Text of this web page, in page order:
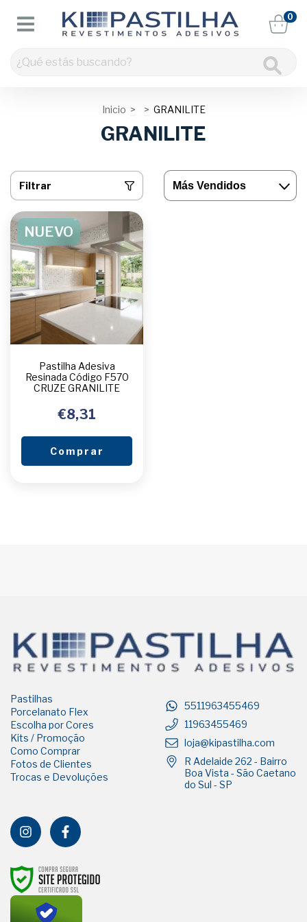
0
Inicio > > GRANILITE
GRANILITE
Filtrar
NUEVO
Pastilha Adesiva
Resinada Código F570
CRUZE GRANILITE
€8,31
Comprar
Pastilhas
Porcelanato Flex
Escolha por Cores
Kits / Promoção
Como Comprar
Fotos de Clientes
Trocas e Devoluções
5511963455469
11963455469
loja@kipastilha.com
R Adelaide 262 - Bairro
Boa Vista - São Caetano
do Sul - SP